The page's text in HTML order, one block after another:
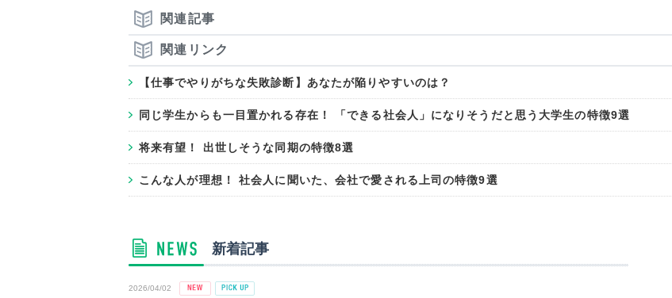
関連記事
関連リンク
【仕事でやりがちな失敗診断】あなたが陥りやすいのは？
同じ学生からも一目置かれる存在！ 「できる社会人」になりそうだと思う大学生の特徴9選
将来有望！ 出世しそうな同期の特徴8選
こんな人が理想！ 社会人に聞いた、会社で愛される上司の特徴9選
新着記事
2026/04/02